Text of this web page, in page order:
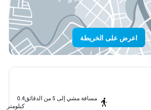
اعرض على الخريطة
مسافة مشي إلى 5 من الدقائق
0.4
كيلومتر